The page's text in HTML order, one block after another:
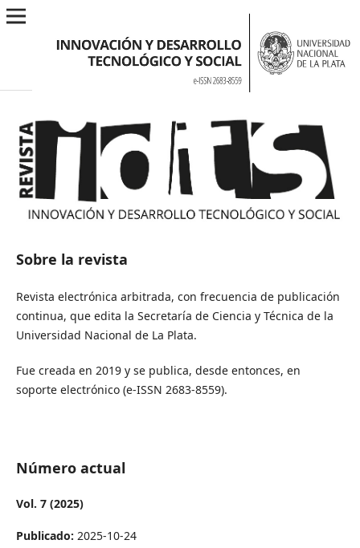
Sobre la revista
Revista electrónica arbitrada, con frecuencia de publicación
continua, que edita la Secretaría de Ciencia y Técnica de la
Universidad Nacional de La Plata.
Fue creada en 2019 y se publica, desde entonces, en
soporte electrónico (e-ISSN 2683-8559).
Número actual
Vol. 7 (2025)
Publicado: 2025-10-24